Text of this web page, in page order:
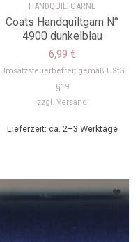
HANDQUILTGARNE
Coats Handquiltgarn N°
4900 dunkelblau
6,99 €
Umsatzsteuerbefreit gemäß UStG
§19
zzgl. Versand
Lieferzeit: ca. 2–3 Werktage